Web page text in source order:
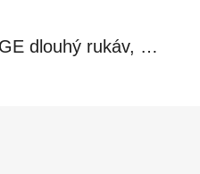
5 z 5 hvězdiček.
Dres Force RIDGE dlouhý rukáv, černo-modrý
5 z 5 hvězdiček.